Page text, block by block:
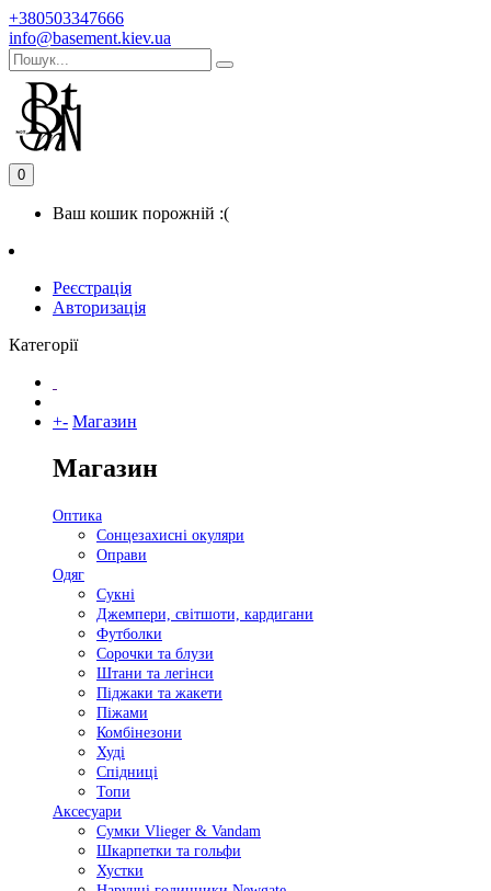
+380503347666
info@basement.kiev.ua
0
Ваш кошик порожній :(
Реєстрація
Авторизація
Категорії
+- Магазин
Магазин
Оптика
Сонцезахисні окуляри
Оправи
Одяг
Сукні
Джемпери, світшоти, кардигани
Футболки
Сорочки та блузи
Штани та легінси
Піджаки та жакети
Піжами
Комбінезони
Худі
Спідниці
Топи
Аксесуари
Сумки Vlieger & Vandam
Шкарпетки та гольфи
Хустки